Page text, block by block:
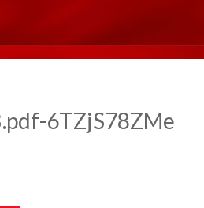
6TZjS78ZMe